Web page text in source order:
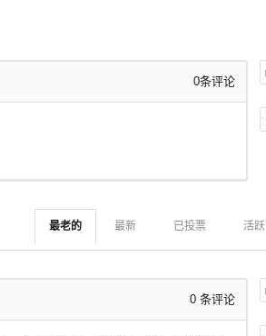
0条评论
活跃
已投票
最新
最老的
0 条评论